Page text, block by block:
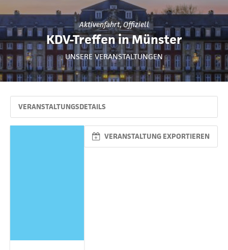
Aktivenfahrt,Offiziell
KDV-Treffen in Münster
UNSERE VERANSTALTUNGEN
VERANSTALTUNGSDETAILS
VERANSTALTUNG EXPORTIEREN